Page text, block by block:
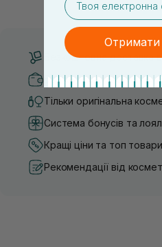
засобу для себе стає справжнім
Безкоштовна доставка
Безпечні способи оплати
Тільки оригінальна
Система бонусів та
Кращі ціни та топ товари
Рекомендації від